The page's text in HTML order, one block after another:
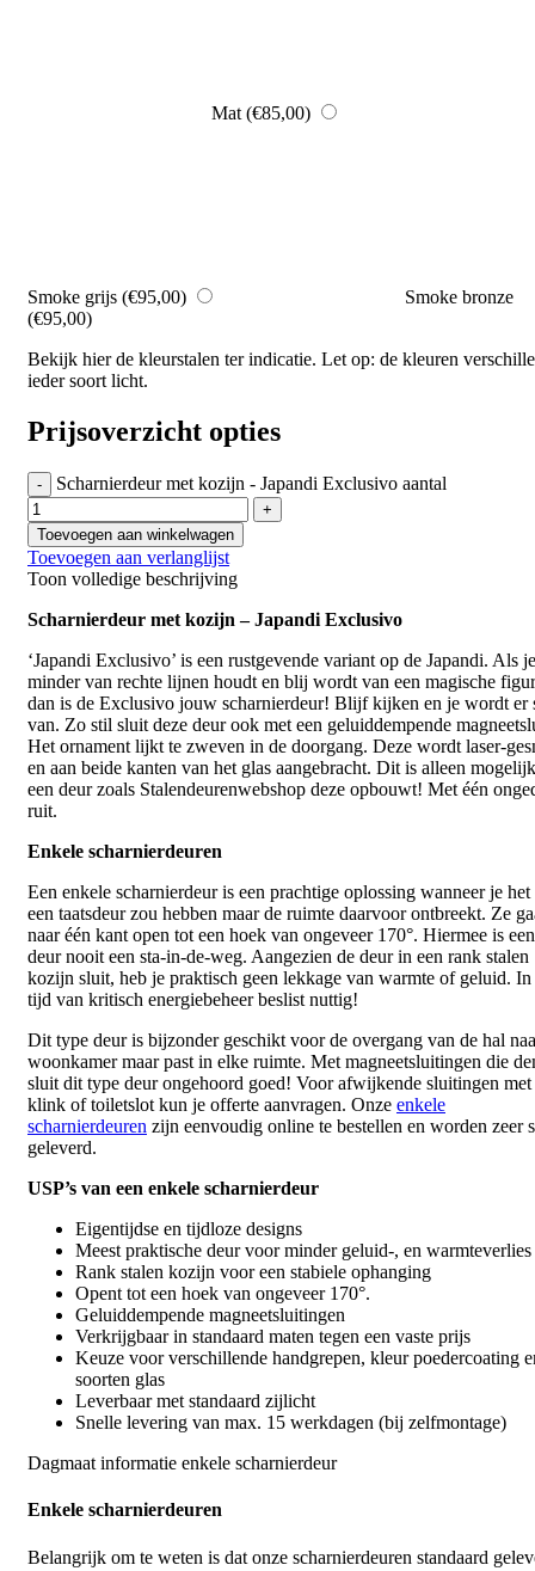
Mat(€85,00)
Smoke grijs (€95,00)
Smoke bronze
(€95,00)
Bekijk hier de kleurstalen ter indicatie. Let op: de kleuren
ieder soort licht.
Prijsoverzicht opties
Scharnierdeur met kozijn - Japandi Exclusivo aantal
Toevoegen aan winkelwagen
Toevoegen aan verlanglijst
Toon volledige beschrijving
Scharnierdeur met kozijn – Japandi Exclusivo
‘Japandi Exclusivo’ is een rustgevende variant op de Japandi. Als je
minder van rechte lijnen houdt en blij wordt van een magische
dan is de Exclusivo jouw scharnierdeur! Blijf kijken en je wordt er
van. Zo stil sluit deze deur ook met een geluiddempende
Het ornament lijkt te zweven in de doorgang. Deze wordt laser-
en aan beide kanten van het glas aangebracht. Dit is alleen
een deur zoals Stalendeurenwebshop deze opbouwt! Met één
ruit.
Enkele scharnierdeuren
Een enkele scharnierdeur is een prachtige oplossing wanneer je
een taatsdeur zou hebben maar de ruimte daarvoor ontbreekt. Ze
naar één kant open tot een hoek van ongeveer 170°. Hiermee is
deur nooit een sta-in-de-weg. Aangezien de deur in een rank stalen
kozijn sluit, heb je praktisch geen lekkage van warmte of geluid. In
tijd van kritisch energiebeheer beslist nuttig!
Dit type deur is bijzonder geschikt voor de overgang van de hal
woonkamer maar past in elke ruimte. Met magneetsluitingen die
sluit dit type deur ongehoord goed! Voor afwijkende sluitingen met
klink of toiletslot kun je offerte aanvragen. Onze enkele
scharnierdeuren zijn eenvoudig online te bestellen en worden zeer
geleverd.
USP’s van een enkele scharnierdeur
Eigentijdse en tijdloze designs
Meest praktische deur voor minder geluid-, en warmteverlies
Rank stalen kozijn voor een stabiele ophanging
Opent tot een hoek van ongeveer 170°.
Geluiddempende magneetsluitingen
Verkrijgbaar in standaard maten tegen een vaste prijs
Keuze voor verschillende handgrepen, kleur poedercoating
soorten glas
Leverbaar met standaard zijlicht
Snelle levering van max. 15 werkdagen (bij zelfmontage)
Dagmaat informatie enkele scharnierdeur
Enkele scharnierdeuren
Belangrijk om te weten is dat onze scharnierdeuren standaard